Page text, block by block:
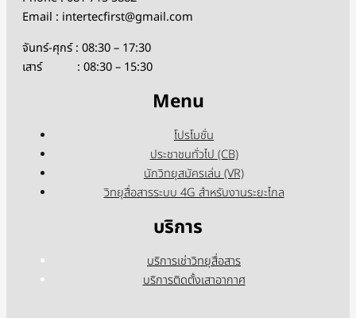
Email : intertecfirst@gmail.com
จันทร์-ศุกร์ : 08:30 – 17:30
เสาร์ : 08:30 – 15:30
Menu
โปรโมชั่น
ประชาชนทั่วไป (CB)
นักวิทยุสมัครเล่น (VR)
วิทยุสื่อสารระบบ 4G สำหรับงานระยะไกล
บริการ
บริการเช่าวิทยุสื่อสาร
บริการติดตั้งเสาอากาศ